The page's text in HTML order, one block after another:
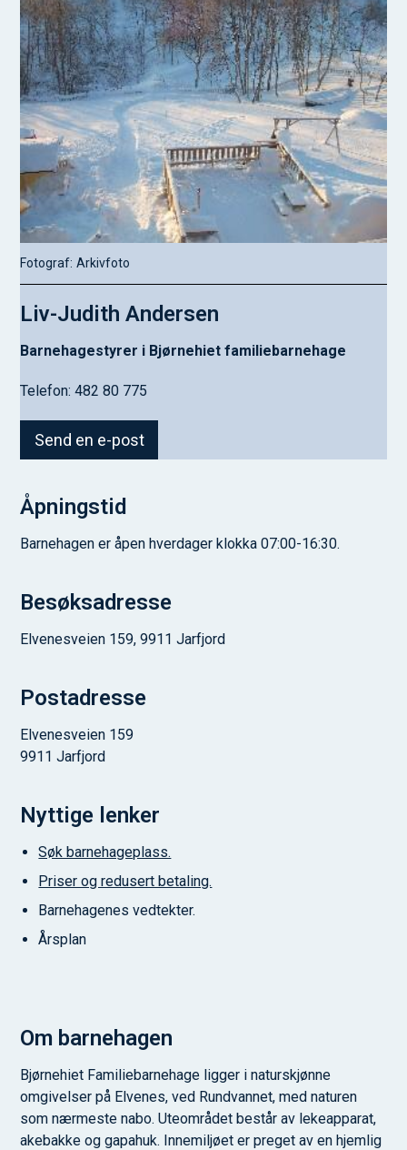
Arkivfoto
Liv-Judith Andersen
Barnehagestyrer i Bjørnehiet familiebarnehage
Telefon: 482 80 775
Send en e-post
Åpningstid
Barnehagen er åpen hverdager klokka 07:00-16:30.
Besøksadresse
Elvenesveien 159, 9911 Jarfjord
Postadresse
Elvenesveien 159
9911 Jarfjord
Nyttige lenker
Søk barnehageplass.
Priser og redusert betaling.
Barnehagenes vedtekter.
Årsplan
Om barnehagen
Bjørnehiet Familiebarnehage ligger i naturskjønne
omgivelser på Elvenes, ved Rundvannet, med naturen
som nærmeste nabo. Uteområdet består av lekeapparat,
akebakke og gapahuk. Innemiljøet er preget av en hjemlig